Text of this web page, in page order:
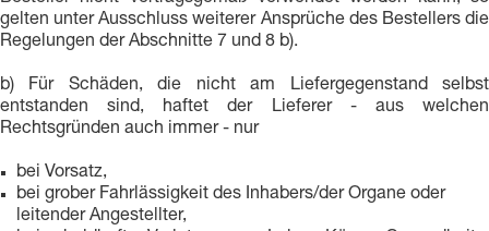
gelten unter Ausschluss weiterer Ansprüche des Bestellers die
Regelungen der Abschnitte 7 und 8 b).
b) Für Schäden, die nicht am Liefergegenstand selbst
entstanden sind, haftet der Lieferer - aus welchen
Rechtsgründen auch immer - nur
bei Vorsatz,
bei grober Fahrlässigkeit des Inhabers/der Organe oder
leitender Angestellter,